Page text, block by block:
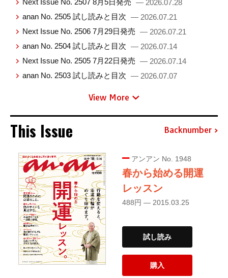
— 2026.07.28
anan No. 2505 試し読みと目次 — 2026.07.21
Next Issue No. 2506 7月29日発売 — 2026.07.21
anan No. 2504 試し読みと目次 — 2026.07.14
Next Issue No. 2505 7月22日発売 — 2026.07.14
anan No. 2503 試し読みと目次 — 2026.07.07
View More
This Issue Backnumber
アンアン No. 1948
春から始める開運
レッスン
488円 — 2015.03.25
試し読み
購入